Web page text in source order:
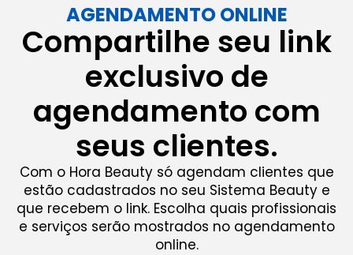
AGENDAMENTO ONLINE
Compartilhe seu link
exclusivo de
agendamento com
seus clientes.
Com o Hora Beauty só agendam clientes que
estão cadastrados no seu Sistema Beauty e
que recebem o link. Escolha quais profissionais
e serviços serão mostrados no agendamento
online.